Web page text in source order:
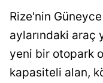
Rize'nin
aylarındaki araç
yeni bir otopark
kapasiteli alan,